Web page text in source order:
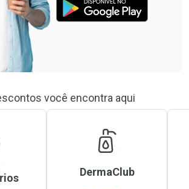
você encontra aqui
DermaClub